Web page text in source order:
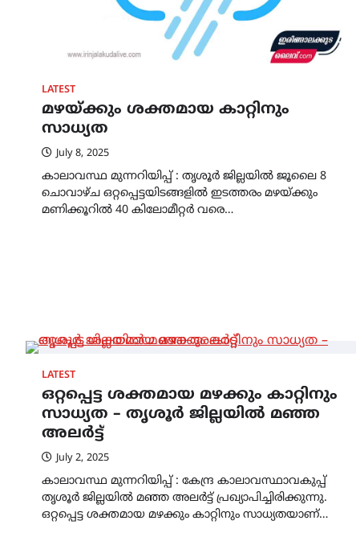
LATEST
മഴയ്ക്കും ശക്തമായ കാറ്റിനും
സാധ്യത
July 8, 2025
കാലാവസ്ഥ മുന്നറിയിപ്പ് : തൃശൂർ ജില്ലയിൽ ജൂലൈ 8
ചൊവാഴ്ച ഒറ്റപ്പെട്ടയിടങ്ങളിൽ ഇടത്തരം മഴയ്ക്കും
മണിക്കൂറിൽ 40 കിലോമീറ്റർ വരെ…
LATEST
ഒറ്റപ്പെട്ട ശക്തമായ മഴക്കും കാറ്റിനും
സാധ്യത – തൃശൂർ ജില്ലയിൽ മഞ്ഞ
അലർട്ട്
July 2, 2025
കാലാവസ്ഥ മുന്നറിയിപ്പ് : കേന്ദ്ര കാലാവസ്ഥാവകുപ്പ്
തൃശൂർ ജില്ലയിൽ മഞ്ഞ അലർട്ട് പ്രഖ്യാപിച്ചിരിക്കുന്നു.
ഒറ്റപ്പെട്ട ശക്തമായ മഴക്കും കാറ്റിനും സാധ്യതയാണ്…